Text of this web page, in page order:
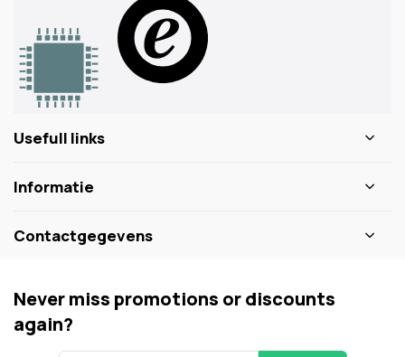
Usefull links
Informatie
Contactgegevens
Never miss promotions or discounts
again?